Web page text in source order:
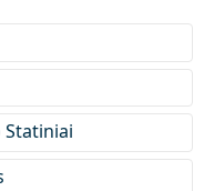
Statiniai